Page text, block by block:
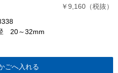
￥9,160（税抜）
20～32mm